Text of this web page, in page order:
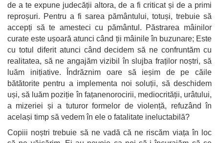
de a te expune judecății altora, de a fi criticat și de a primi
reproșuri. Pentru a fi sarea pământului, totuși, trebuie să
accepți să te amesteci cu pământul. Păstrarea mâinilor
curate este ușoară atunci când ții mâinile în buzunare; Este
cu totul diferit atunci când decidem să ne confruntăm cu
realitatea, să ne angajăm vizibil în slujba fraților noștri, să
luăm inițiative. Îndrăznim oare să ieșim de pe căile
bătătorite pentru a implementa noi soluții, să deschidem
uși, să luăm poziție în fațanenorocirii, mediocrității, urâtului,
a mizeriei și a tuturor formelor de violență, refuzând în
același timp să vedem în ele o fatalitate ineluctabilă?
Copiii noștri trebuie să ne vadă că ne riscăm viața în loc